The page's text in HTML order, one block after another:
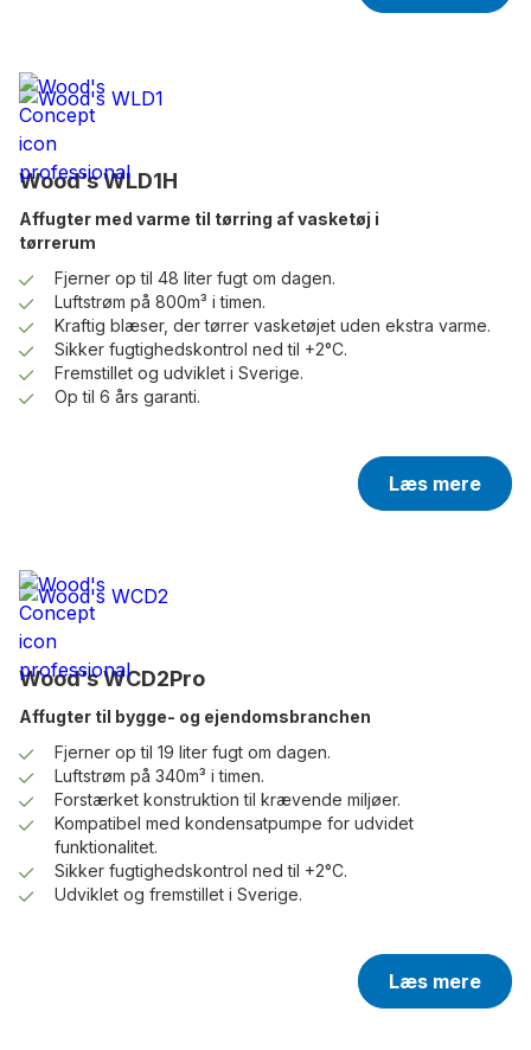
Wood’s WLD1H
Affugter med varme til tørring af vasketøj i
tørrerum
Fjerner op til 48 liter fugt om dagen.
Luftstrøm på 800m³ i timen.
Kraftig blæser, der tørrer vasketøjet uden ekstra varme.
Sikker fugtighedskontrol ned til +2°C.
Fremstillet og udviklet i Sverige.
Op til 6 års garanti.
Læs mere
Wood’s WCD2Pro
Affugter til bygge- og ejendomsbranchen
Fjerner op til 19 liter fugt om dagen.
Luftstrøm på 340m³ i timen.
Forstærket konstruktion til krævende miljøer.
Kompatibel med kondensatpumpe for udvidet
funktionalitet.
Sikker fugtighedskontrol ned til +2°C.
Udviklet og fremstillet i Sverige.
Læs mere